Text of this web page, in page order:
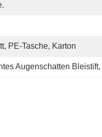
PE-Tasche, Karton
Augenschatten Bleistift,